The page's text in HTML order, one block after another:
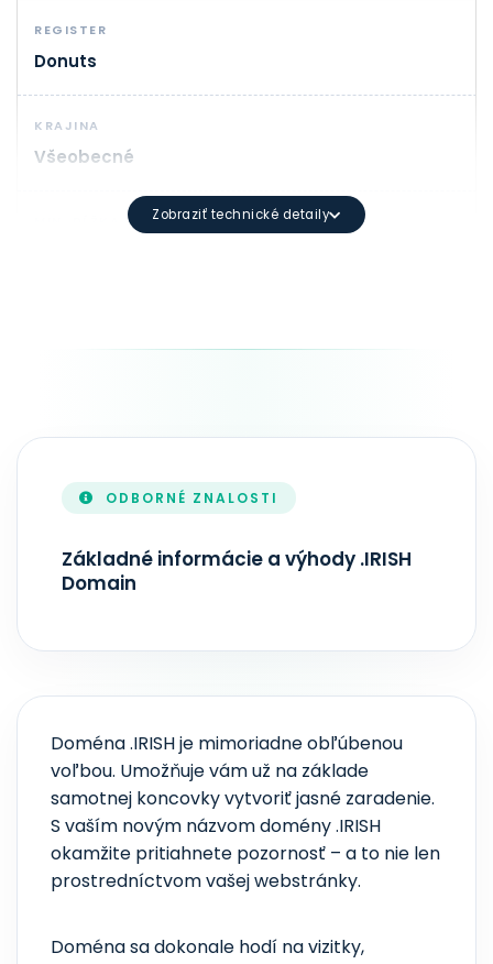
REGISTER
Donuts
KRAJINA
Všeobecné
Minimálna dĺžka: 3 znakov Maximálna dĺžka: 63
1 - 10 rok(y)
AKTUALIZÁCIA ZONEFILE
Zobraziť technické detaily
ODBORNÉ ZNALOSTI
Základné informácie a výhody .IRISH
Domain
Doména .IRISH je mimoriadne obľúbenou
voľbou. Umožňuje vám už na základe
samotnej koncovky vytvoriť jasné zaradenie.
S vaším novým názvom domény .IRISH
okamžite pritiahnete pozornosť – a to nie len
prostredníctvom vašej webstránky.
Doména sa dokonale hodí na vizitky,